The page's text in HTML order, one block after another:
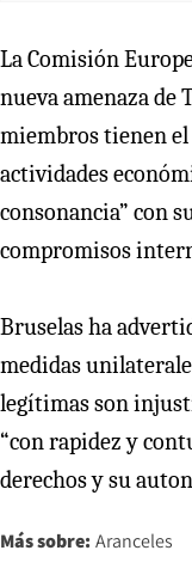
La Comisión
nueva amenaza de
miembros tienen el
actividades
consonancia” con
compromisos
Bruselas ha
medidas
legítimas son
“con rapidez y
derechos y su
Más sobre: Aranceles